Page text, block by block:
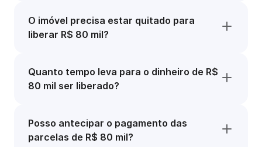
O imóvel precisa estar quitado para
liberar R$ 80 mil?
Quanto tempo leva para o dinheiro de R$
80 mil ser liberado?
Posso antecipar o pagamento das
parcelas de R$ 80 mil?